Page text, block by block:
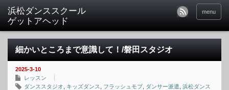
menu
細かいところまで意識して！/磐田スタジオ
2025-3-10
レッスン
ダンススタジオ
キッズダンス フラッシュモブ ダンサー派遣 浜松ダンス